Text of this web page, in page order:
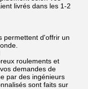
livrés dans les 1-2
permettent d'offrir un
roulements et
demandes de
par des ingénieurs
sont faits sur